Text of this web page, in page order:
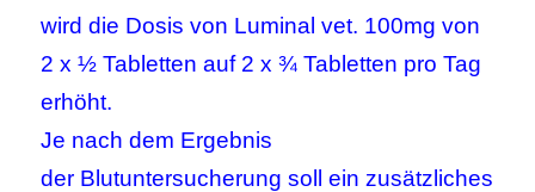
wird die Dosis von Luminal vet. 100mg von
2 x ½ Tabletten auf 2 x ¾ Tabletten pro Tag
erhöht.
Je nach dem Ergebnis
der Blutuntersucherung soll ein zusätzliches